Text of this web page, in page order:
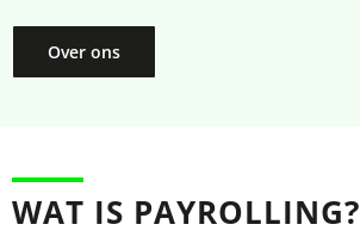
Over ons
WAT IS PAYROLLING?